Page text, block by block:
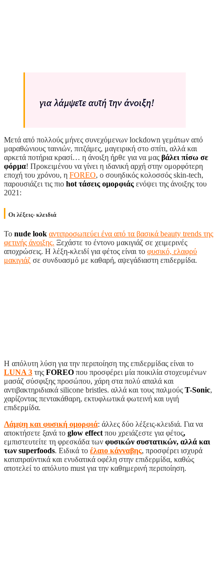
για λάμψετε αυτή την άνοιξη!
Μετά από πολλούς μήνες συνεχόμενων lockdown γεμάτων από
μαραθώνιους ταινιών, πιτζάμες, μαγειρική στο σπίτι, αλλά και
αρκετά ποτήρια κρασί… η άνοιξη ήρθε για να μας βάλει πίσω σε
φόρμα! Προκειμένου να γίνει η ιδανική αρχή στην ομορφότερη
εποχή του χρόνου, η FOREO, ο σουηδικός κολοσσός skin-tech,
παρουσιάζει τις πιο hot τάσεις ομορφιάς ενόψει της άνοιξης του
2021:
Οι λέξεις- κλειδιά
Το nude look αντιπροσωπεύει ένα από τα βασικά beauty trends της
φετινής άνοιξης. Ξεχάστε το έντονο μακιγιάζ σε χειμερινές
αποχρώσεις. Η λέξη-κλειδί για φέτος είναι το φυσικό, ελαφρύ
μακιγιάζ σε συνδυασμό με καθαρή, αψεγάδιαστη επιδερμίδα.
Η απόλυτη λύση για την περιποίηση της επιδερμίδας είναι το
LUNA 3 της FOREO που προσφέρει μία ποικιλία στοχευμένων
μασάζ σύσφιξης προσώπου, χάρη στα πολύ απαλά και
αντιβακτηριδιακά silicone bristles. αλλά και τους παλμούς T-Sonic,
χαρίζοντας πεντακάθαρη, εκτυφλωτικά φωτεινή και υγιή
επιδερμίδα.
Λάμψη και φυσική ομορφιά: άλλες δύο λέξεις-κλειδιά. Για να
αποκτήσετε ξανά το glow effectπου χρειάζεστε για φέτος,
εμπιστευτείτε τη φρεσκάδα των φυσικών συστατικών, αλλά και
των superfoods. Ειδικά το έλαιο κάνναβης, προσφέρει ισχυρά
καταπραϋντικά και ενυδατικά οφέλη στην επιδερμίδα, καθώς
αποτελεί το απόλυτο must για την καθημερινή περιποίηση.